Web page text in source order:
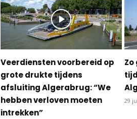
Veerdiensten voorbereid op
grote drukte tijdens
afsluiting Algerabrug: “We
hebben verloven moeten
intrekken”
29